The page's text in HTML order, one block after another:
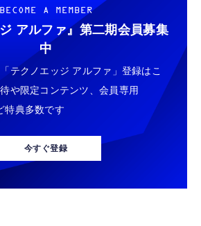
BECOME A MEMBER
アルファ』 第二期会員募集
中
テクノエッジ アルファ」登録はこ
や限定コンテンツ、会員専用
特典多数です
今すぐ登録